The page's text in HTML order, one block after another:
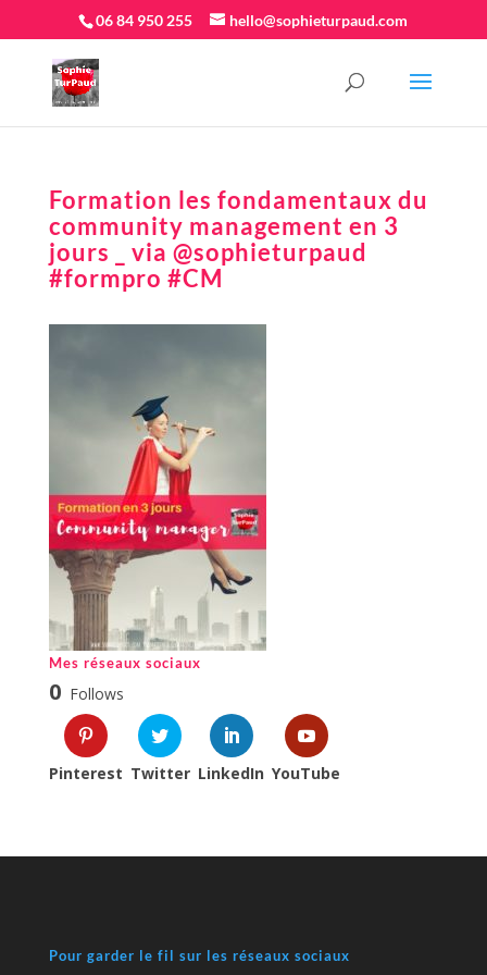
06 84 950 255 hello@sophieturpaud.com
Formation les fondamentaux du
community management en 3
jours _ via @sophieturpaud
#formpro #CM
Mes réseaux sociaux
0 Follows
Pinterest Twitter LinkedIn YouTube
Pour garder le fil sur les réseaux sociaux